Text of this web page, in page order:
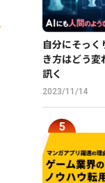
自分にそっく
き方はどう変
訊く
2023/11/14